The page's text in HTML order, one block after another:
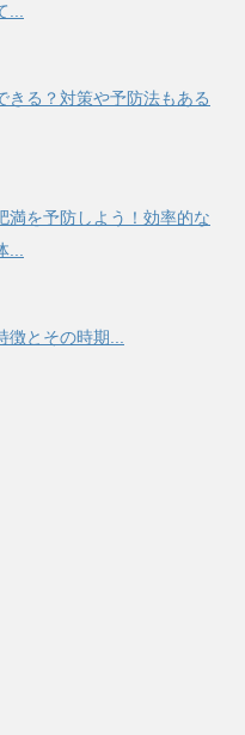
きる？対策や予防法もある
満を予防しよう！効率的な
とその時期...